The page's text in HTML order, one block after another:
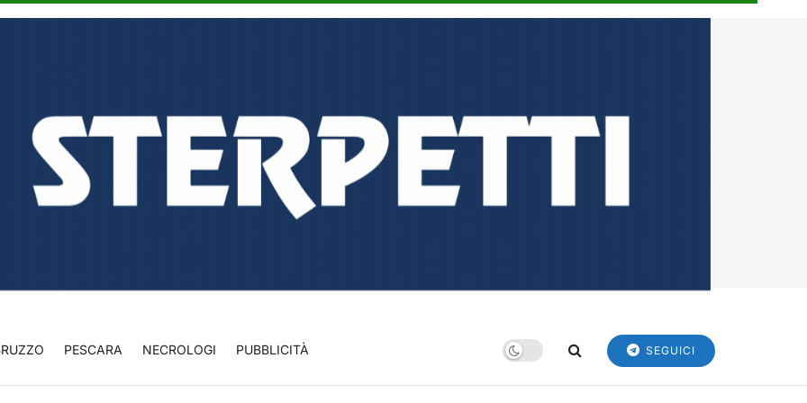
PESCARA NECROLOGI PUBBLICITÀ SEGUICI